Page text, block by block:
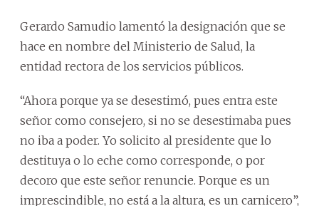
Gerardo Samudio lamentó la designación que se
hace en nombre del Ministerio de Salud, la
entidad rectora de los servicios públicos.
“Ahora porque ya se desestimó, pues entra este
señor como consejero, si no se desestimaba pues
no iba a poder. Yo solicito al presidente que lo
destituya o lo eche como corresponde, o por
decoro que este señor renuncie. Porque es un
imprescindible, no está a la altura, es un carnicero”,